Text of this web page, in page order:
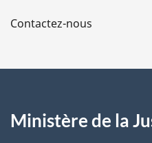
a
e
Contactez-nous
Ministère de la